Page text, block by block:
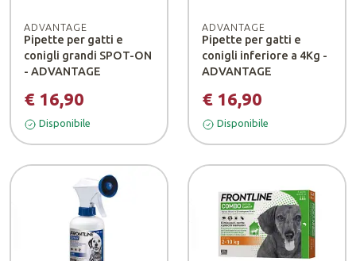
ADVANTAGE
Pipette per gatti e
conigli grandi SPOT-ON
- ADVANTAGE
€ 16,90
Disponibile
ADVANTAGE
Pipette per gatti e
conigli inferiore a 4Kg -
ADVANTAGE
€ 16,90
Disponibile